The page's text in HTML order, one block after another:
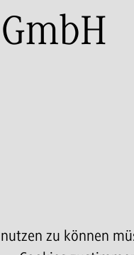
zu können